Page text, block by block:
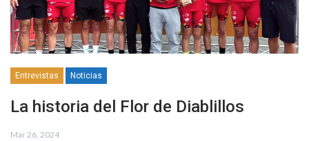
Entrevistas Noticias
La historia del Flor de Diablillos
Mar 26, 2024